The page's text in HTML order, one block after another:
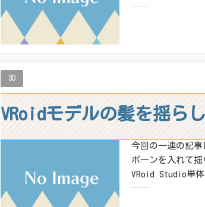
3D
VRoidモデルの髪を揺ら
今回の一連の記
ボーンを入れて
VRoid Studio単